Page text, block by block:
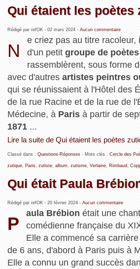
Qui étaient les poètes
Rédigé par refOK - 02 mars 2024- Aucun commentaire
N
e criez pas au titre racoleur,
d'un petitgroupe de
rassemblèrent, sous forme
avec d'autres artistes peintres
qui se réunissaient à l'Hôtel des
de la rue Racine et de la rue de
Médecine, à Parisà partir de
1871...
Lire la suite de Qui étaient les poètes
Classé dans : Questions-Réponses- Mots clés : Cercle des
zutique, Paris, zutiste, album zutisme, Verlaine, Rimbaud
Qui était Paula
Rédigé par refOK - 20 février 2024- Aucun commentaire
P
aula Brébion était une
comédienne française du
Elle a commencé sa
de 6 ans, d'abord à Paris puis à
Elle a connu un grand succès